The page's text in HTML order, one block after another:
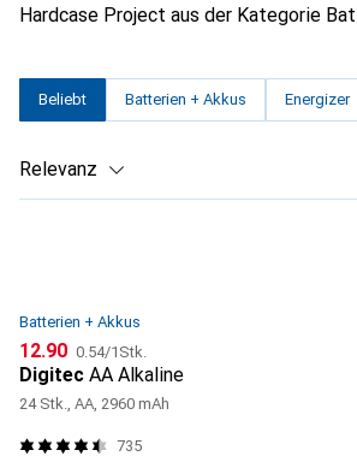
Hardcase Project aus der Kategorie
Beliebt Batterien + Akkus Energizer
Relevanz
Batterien + Akkus
CHF
12.90 CHF
0.54/1Stk.
Digitec AA Alkaline
24 Stk., AA, 2960 mAh
735